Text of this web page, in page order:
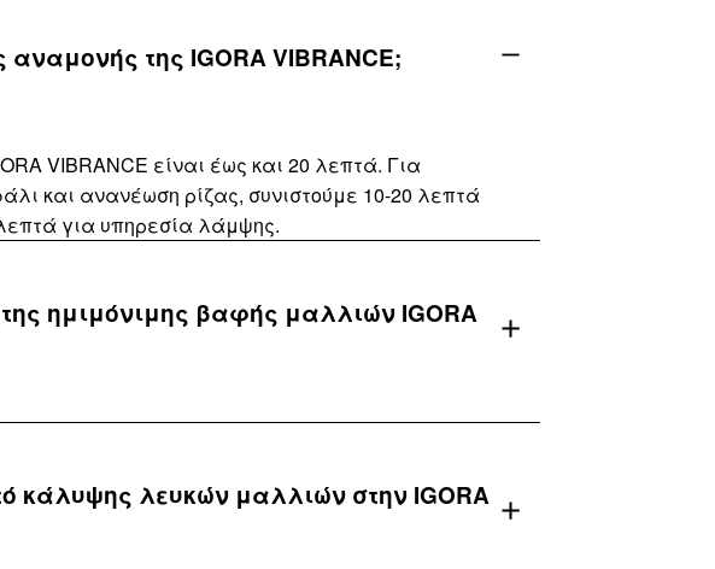
αναμονής της IGORA VIBRANCE;
VIBRANCE είναι έως και 20 λεπτά. Για
και ανανέωση ρίζας, συνιστούμε 10-20 λεπτά
για υπηρεσία λάμψης.
ημιμόνιμης βαφής μαλλιών IGORA
κάλυψης λευκών μαλλιών στην IGORA